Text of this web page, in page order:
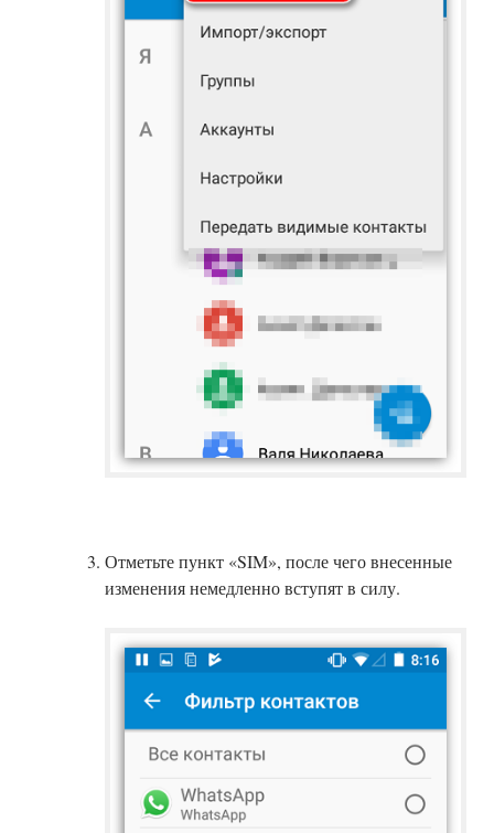
Отметьте пункт «SIM», после чего внесенные
изменения немедленно вступят в силу.